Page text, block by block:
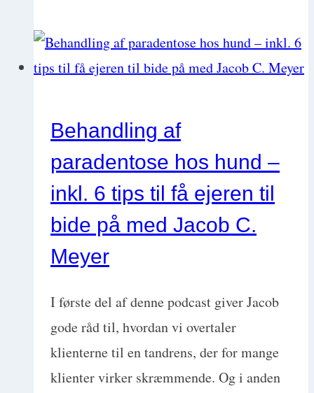
BOAS-
udredning
og
sekundære
sygdomme
Behandling af
paradentose hos hund –
inkl. 6 tips til få ejeren til
bide på med Jacob C.
Meyer
I første del af denne podcast giver Jacob
gode råd til, hvordan vi overtaler
klienterne til en tandrens, der for mange
klienter virker skræmmende. Og i anden